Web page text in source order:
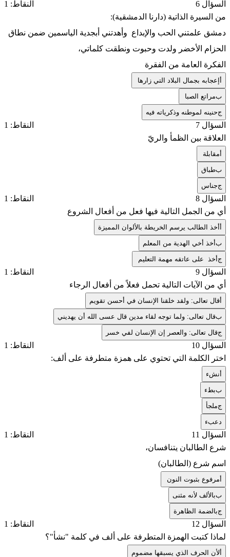
السؤال 6
النقاط: 1
من السيرة الذاتية (دارنا الدمشقية):
دمشق علمتني الحب والإبداع وأهدتني أبجدية الياسمين ضمن نطاق
الحزام الأخضر ولدت وحبوت ونطقت كلماتي،
الفكرة العامة من الفقرة
إعجابه بجمال البلاد التي زارها
بمراتع الصبا
جحنينه لموطنه وذكرياته فيه
السؤال 7
النقاط: 1
العلاقة بين الظمأ والريّ
مقابلة
بطباق
ججناس
السؤال 8
النقاط: 1
أي من الجمل التالية فيها فعل من أفعال الشروع
أخذ الطالب يرسم الخريطة بالألوان المميزة
بأخذ أخي الهدية من المعلم
جأخذ على عاتقه مهمة التعليم
السؤال 9
النقاط: 1
أي من الآيات التالية تحمل فعلاً من أفعال الرجاء
قال تعالى: ولقد خلقنا الإنسان في أحسن تقويم
بقال تعالى: ولما توجه لقاء مدين قال عسى الله أن يهديني
جقال تعالى: والعصر إن الإنسان لفي خسر
السؤال 10
النقاط: 1
اختر الكلمة التي تحتوي على همزة متطرفة على ألف:
نشء
ببطء
جملجأ
عبء
السؤال 11
النقاط: 1
شرع الطالبان يتنافسان،
اسم شرع (الطالبان)
مرفوع بثبوت النون
ببالألف لأنه مثنى
جبالضمة الظاهرة
السؤال 12
النقاط: 1
لماذا كتبت الهمزة المتطرفة على ألف في كلمة "نشأ"؟
لأن الحرف الذي يسبقها مضموم